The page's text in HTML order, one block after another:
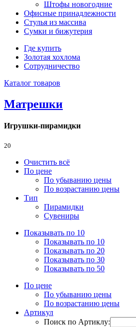
Штофы новогодние
Офисные принадлежности
Стулья из массива
Сумки и бижутерия
Где купить
Золотая хохлома
Сотрудничество
Каталог товаров
Матрешки
Игрушки-пирамидки
20
Очистить всё
По цене
По убыванию цены
По возрастанию цены
Тип
Пирамидки
Сувениры
Показывать по 10
Показывать по 10
Показывать по 20
Показывать по 30
Показывать по 50
По цене
По убыванию цены
По возрастанию цены
Артикул
Поиск по Артиклу: